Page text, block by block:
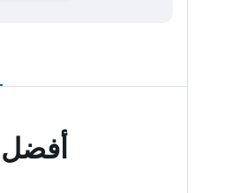
أفضل